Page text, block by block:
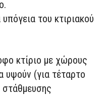
του κτιριακού
κτίριο με χώρους
υψούν (για τέταρτο